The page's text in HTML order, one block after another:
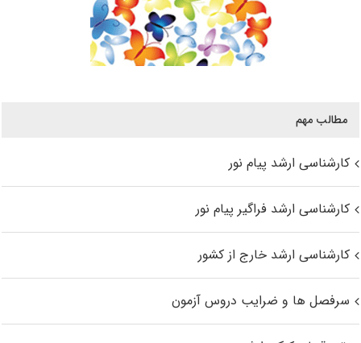
مطالب مهم
کارشناسی ارشد پیام نور
کارشناسی ارشد فراگیر پیام نور
کارشناسی ارشد خارج از کشور
سرفصل ها و ضرایب دروس آزمون